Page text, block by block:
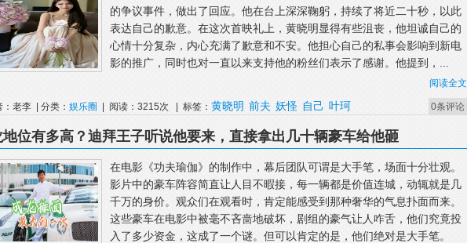
的争议事件，做出了回应。他在台上深深鞠躬，持续了将近二十秒，以此
表达自己的歉意。在这次首映礼上，黄晓明显得有些沮丧，他坦诚自己的
心情十分复杂，内心充满了歉意和不安。他担心自己的私事会影响到新电
影的推广，同时也对一直以来支持他的粉丝们表示了感谢。他提到，...
阅读全文
0条评论
：老李 | 分类： 娱乐圈 | 阅读：3215次 | 标签： 黄晓明 前夫 妖怪 自己 叶珂
地位有多高？迪拜王子听说他要来，直接拿出几十辆豪车给他砸
在电影《功夫瑜伽》的制作中，幕后团队可谓是大手笔，场面十分壮观。
影片中的豪车阵容简直让人目不暇接，每一辆都是价值连城，动辄就是几
千万的身价。观众们在观看时，肯定能感受到那种奢华的气息扑面而来。
这些豪车在电影中被毫不吝啬地破坏，剧组的豪气让人咋舌，他们究竟投
入了多少资金，这成了一个谜。但可以肯定的是，他们绝对是大手笔。